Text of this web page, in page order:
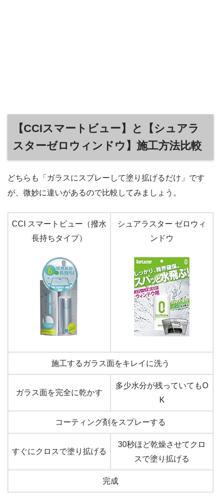
【CCIスマートビュー】と【シュアラ
スターゼロウィンドウ】施工方法比較
どちらも「ガラスにスプレーして塗り拡げるだけ」です
が、微妙に違いがあるので比較してみましょう。
CCI スマートビュー（撥水
長持ちタイプ）
シュアラスター ゼロウィ
ンドウ
施工するガラス面をキレイに洗う
ガラス面を完全に乾かす
多少水分が残っていてもO
K
コーティング剤をスプレーする
すぐにクロスで塗り拡げる
30秒ほど乾燥させてクロ
スで塗り拡げる
完成